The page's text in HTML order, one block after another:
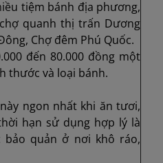
u tiệm bánh địa phương,
quanh thị trấn Dương
Chợ đêm Phú Quốc.
đến 80.000 đồng một
thước và loại bánh.
ngon nhất khi ăn tươi,
hạn sử dụng hợp lý là
bảo quản ở nơi khô ráo,